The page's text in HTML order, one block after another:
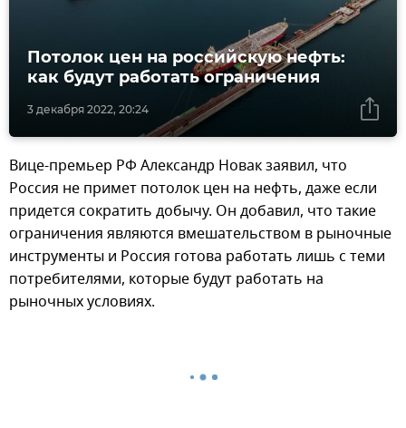
3 декабря 2022, 20:24
Потолок цен на российскую нефть:
как будут работать ограничения
Вице-премьер РФ Александр Новак заявил, что
Россия не примет потолок цен на нефть, даже если
придется сократить добычу. Он добавил, что такие
ограничения являются вмешательством в рыночные
инструменты и Россия готова работать лишь с теми
потребителями, которые будут работать на
рыночных условиях.